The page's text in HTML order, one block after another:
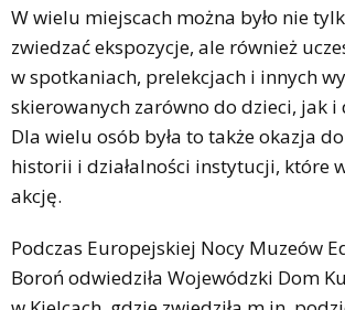
W wielu miejscach można było nie
zwiedzać ekspozycje, ale również
w spotkaniach, prelekcjach i innych
skierowanych zarówno do dzieci, jak i
Dla wielu osób była to także okazja
historii i działalności instytucji, które
akcję.
Podczas Europejskiej Nocy Muzeów
Boroń odwiedziła Wojewódzki Dom